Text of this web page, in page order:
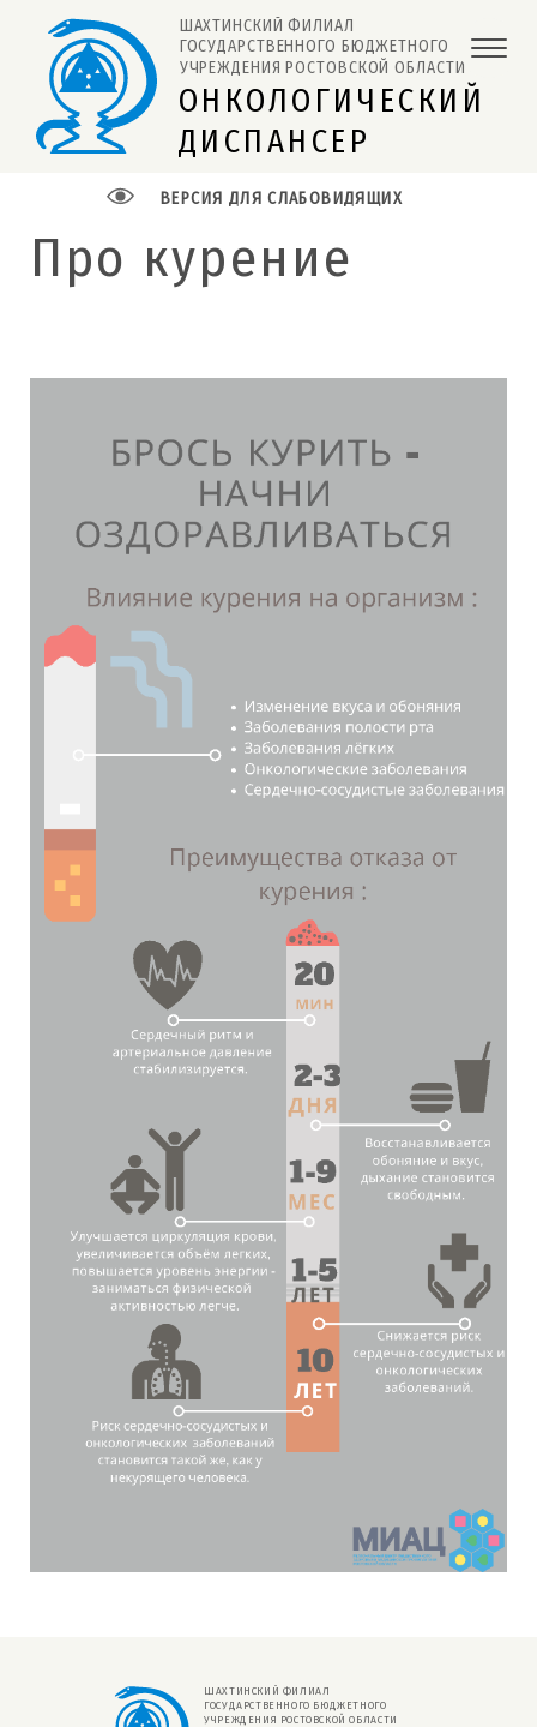
ОНКОЛОГИЧЕСКИЙ
ДИСПАНСЕР
ШАХТИНСКИЙ ФИЛИАЛ
ГОСУДАРСТВЕННОГО БЮДЖЕТНОГО
УЧРЕЖДЕНИЯ РОСТОВСКОЙ ОБЛАСТИ
ВЕРСИЯ ДЛЯ СЛАБОВИДЯЩИХ
Про курение
ШАХТИНСКИЙ ФИЛИАЛ
ГОСУДАРСТВЕННОГО БЮДЖЕТНОГО
УЧРЕЖДЕНИЯ РОСТОВСКОЙ ОБЛАСТИ